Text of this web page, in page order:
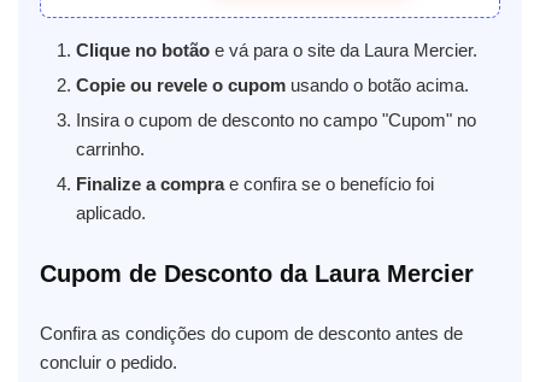
Clique no botão e vá para o site da Laura Mercier.
Copie ou revele o cupom usando o botão acima.
Insira o cupom de desconto no campo "Cupom" no
carrinho.
Finalize a comprae confira se o benefício foi
aplicado.
Cupom de Desconto da Laura Mercier
Confira as condições do cupom de desconto antes de
concluir o pedido.